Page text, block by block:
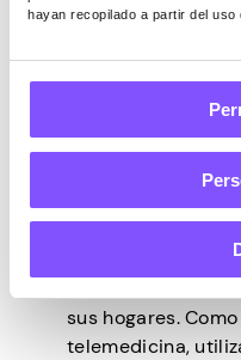
hayan recopilado a partir del uso
haga una lista de
#6)
de telesalud
atención médica,
sus hogares.
telemedicina,